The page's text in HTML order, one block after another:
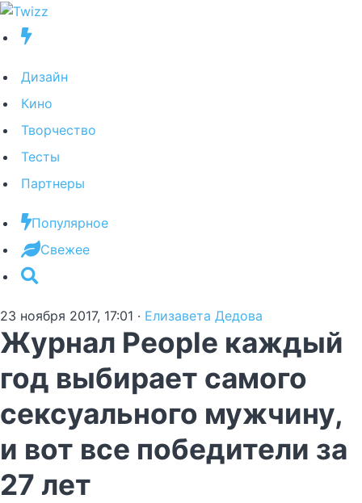
Дизайн
Кино
Творчество
Тесты
Партнеры
Популярное
Свежее
23 ноября 2017, 17:01 · Елизавета Дедова
Журнал People каждый
год выбирает самого
сексуального мужчину,
и вот все победители за
27 лет